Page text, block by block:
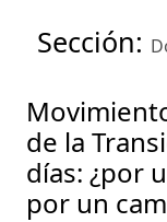
Sección:
de la
días: ¿por
por un